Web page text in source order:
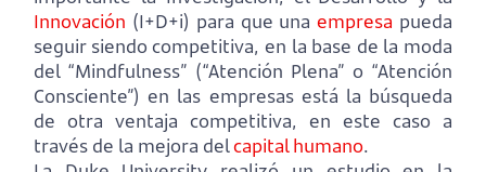
Innovación (I+D+i) para que unaempresa pueda
seguir siendo competitiva, en la base de la moda
del “Mindfulness” (“Atención Plena” o “Atención
Consciente”) en las empresas está la búsqueda
de otra ventaja competitiva, en este caso a
través de la mejora delcapital humano.